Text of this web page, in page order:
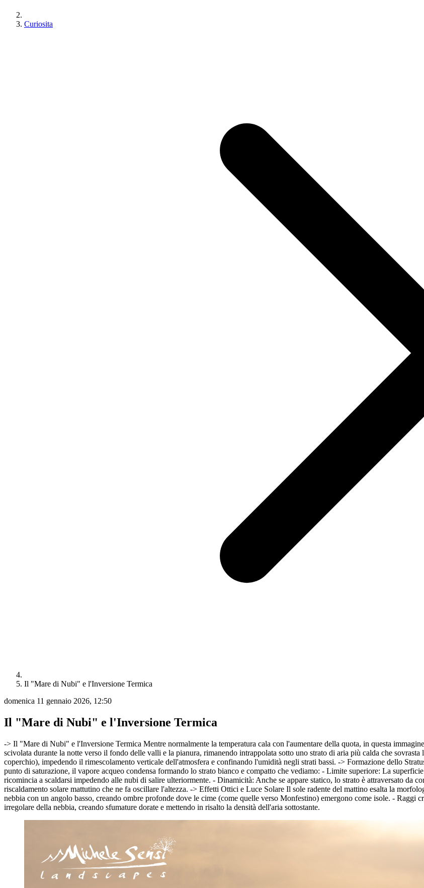
Curiosita
Il "Mare di Nubi" e l'Inversione Termica
domenica 11 gennaio 2026, 12:50
Il "Mare di Nubi" e l'Inversione Termica
-> Il "Mare di Nubi" e l'Inversione Termica Mentre normalmente la temperatura cala con l'aumentare della quota, in questa
scivolata durante la notte verso il fondo delle valli e la pianura, rimanendo intrappolata sotto uno strato di aria più calda che
coperchio), impedendo il rimescolamento verticale dell'atmosfera e confinando l'umidità negli strati bassi. -> Formazione dello
punto di saturazione, il vapore acqueo condensa formando lo strato bianco e compatto che vediamo: - Limite superiore: La
ricomincia a scaldarsi impedendo alle nubi di salire ulteriormente. - Dinamicità: Anche se appare statico, lo strato è attraversato da
riscaldamento solare mattutino che ne fa oscillare l'altezza. -> Effetti Ottici e Luce Solare Il sole radente del mattino esalta la
nebbia con un angolo basso, creando ombre profonde dove le cime (come quelle verso Monfestino) emergono come isole. -
irregolare della nebbia, creando sfumature dorate e mettendo in risalto la densità dell'aria sottostante.